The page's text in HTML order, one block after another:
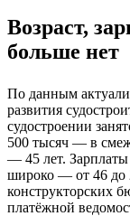
Возраст,
больше нет
По данным
развития
судостроении
500 тысяч — в
— 45 лет. Зарплаты
широко — от 46 до
конструкторских
платёжной